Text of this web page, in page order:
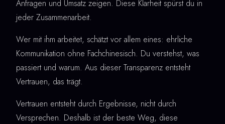
Anfragen und Umsatz zeigen. Diese Klarheit spürst du in
jeder Zusammenarbeit.
Wer mit ihm arbeitet, schätzt vor allem eines: ehrliche
Kommunikation ohne Fachchinesisch. Du verstehst, was
passiert und warum. Aus dieser Transparenz entsteht
Vertrauen, das trägt.
Vertrauen entsteht durch Ergebnisse, nicht durch
Versprechen. Deshalb ist der beste Weg, diese